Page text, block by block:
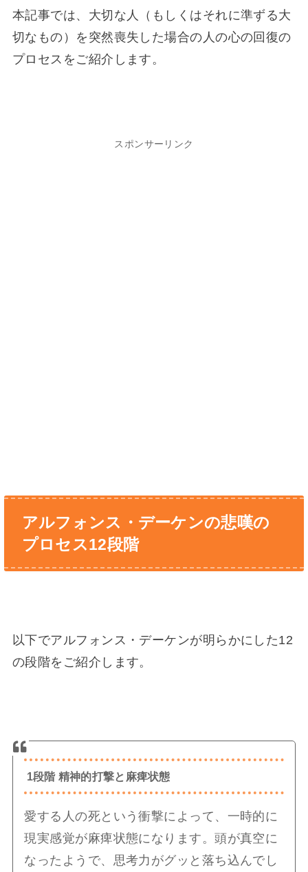
本記事では、大切な人（もしくはそれに準ずる大
切なもの）を突然喪失した場合の人の心の回復の
プロセスをご紹介します。
スポンサーリンク
アルフォンス・デーケンの悲嘆の
プロセス12段階
以下でアルフォンス・デーケンが明らかにした12
の段階をご紹介します。
1段階 精神的打撃と麻痺状態
愛する人の死という衝撃によって、一時的に
現実感覚が麻痺状態になります。頭が真空に
なったようで、思考力がグッと落ち込んでし